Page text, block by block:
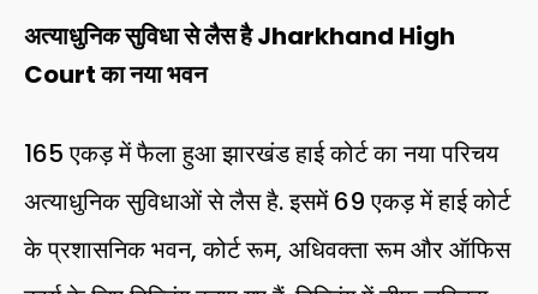
अत्याधुनिक सुविधा से लैस है Jharkhand High
Court का नया भवन
165 एकड़ में फैला हुआ झारखंड हाई कोर्ट का नया परिचय
अत्याधुनिक सुविधाओं से लैस है. इसमें 69 एकड़ में हाई कोर्ट
के प्रशासनिक भवन, कोर्ट रूम, अधिवक्ता रूम और ऑफिस